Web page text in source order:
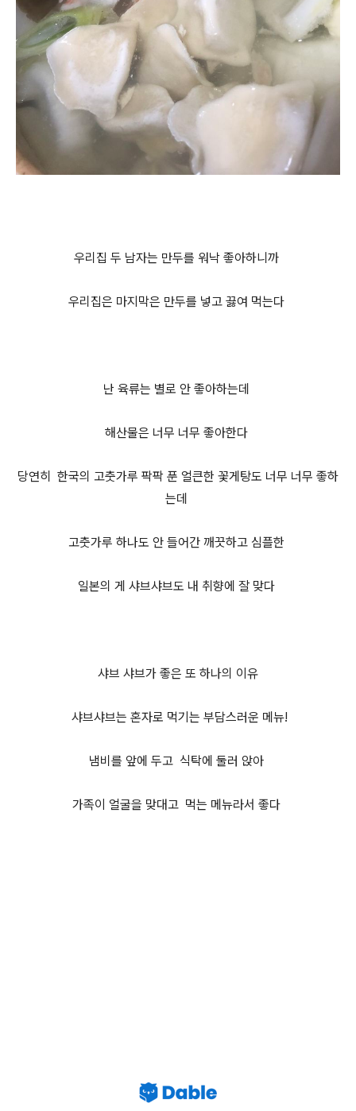
우리집 두 남자는 만두를 워낙 좋아하니까
우리집은 마지막은 만두를 넣고 끓여 먹는다
난 육류는 별로 안 좋아하는데
해산물은 너무 너무 좋아한다
당연히 한국의 고춧가루 팍팍 푼 얼큰한 꽃게탕도 너무 너무 좋하
는데
고춧가루 하나도 안 들어간 깨끗하고 심플한
일본의 게 샤브샤브도 내 취향에 잘 맞다
샤브 샤브가 좋은 또 하나의 이유
샤브샤브는 혼자로 먹기는 부담스러운 메뉴!
냄비를 앞에 두고 식탁에 둘러 앉아
가족이 얼굴을 맞대고 먹는 메뉴라서 좋다